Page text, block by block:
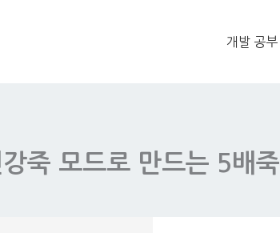
개발 공부
죽 모드로 만드는 5배죽